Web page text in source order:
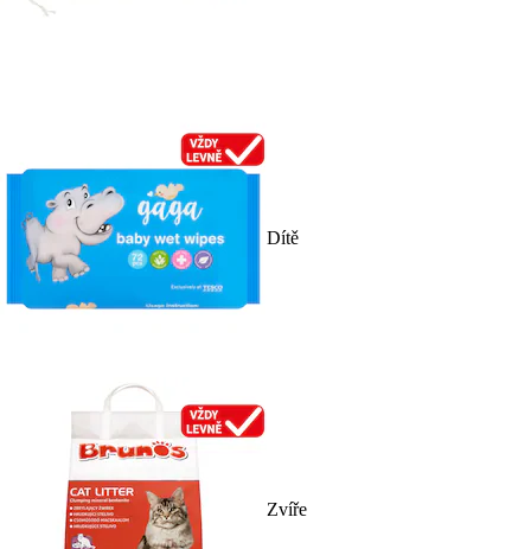
Dítě
Zvíře